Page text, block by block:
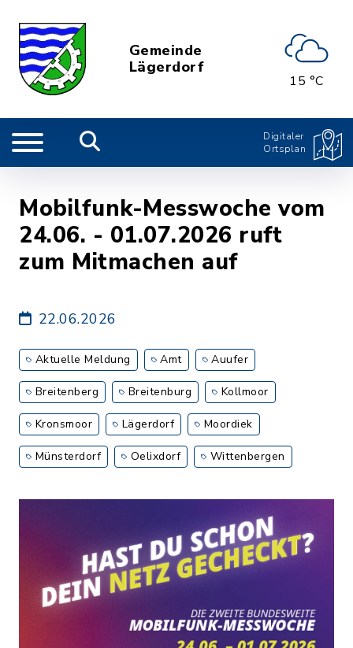
Gemeinde
Lägerdorf
15 °C
Digitaler
Ortsplan
Mobilfunk-Messwoche vom
24.06. - 01.07.2026 ruft
zum Mitmachen auf
22.06.2026
Aktuelle Meldung Amt Auufer
Breitenberg Breitenburg Kollmoor
Kronsmoor Lägerdorf Moordiek
Münsterdorf Oelixdorf Wittenbergen